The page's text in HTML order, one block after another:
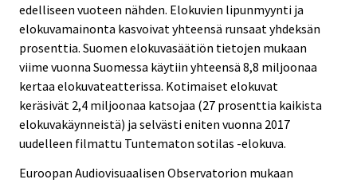
edelliseen vuoteen nähden. Elokuvien lipunmyynti ja
elokuvamainonta kasvoivat yhteensä runsaat yhdeksän
prosenttia. Suomen elokuvasäätiön tietojen mukaan
viime vuonna Suomessa käytiin yhteensä 8,8 miljoonaa
kertaa elokuvateatterissa. Kotimaiset elokuvat
keräsivät 2,4 miljoonaa katsojaa (27 prosenttia kaikista
elokuvakäynneistä) ja selvästi eniten vuonna 2017
uudelleen filmattu Tuntematon sotilas -elokuva.
Euroopan Audiovisuaalisen Observatorion mukaan